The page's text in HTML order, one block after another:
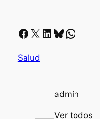
Facebook X LinkedIn Bluesky Whatsapp
Salud
admin
Ver todos